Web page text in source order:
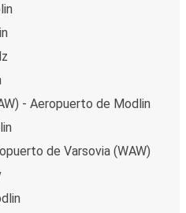
- Aeropuerto de Modlin
de Varsovia (WAW)